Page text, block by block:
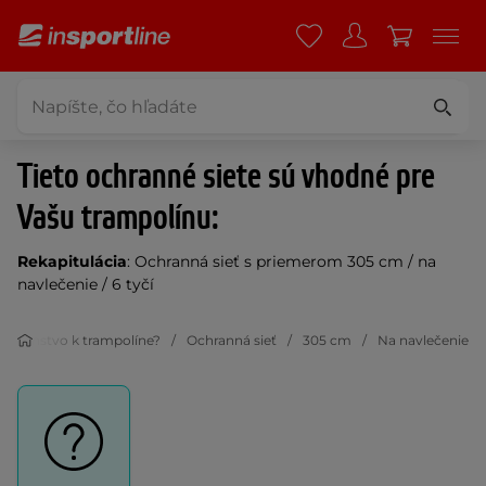
Tieto ochranné siete sú vhodné pre
Vašu trampolínu:
Rekapitulácia: Ochranná sieť s priemerom 305 cm / na
navlečenie / 6 tyčí
k trampolíne? Ochranná sieť 305 cm Na navlečenie